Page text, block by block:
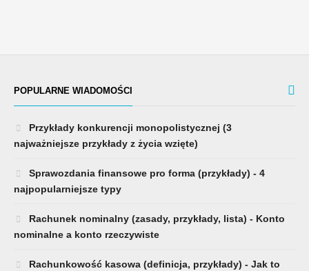
POPULARNE WIADOMOŚCI
Przykłady konkurencji monopolistycznej (3
najważniejsze przykłady z życia wzięte)
Sprawozdania finansowe pro forma (przykłady) - 4
najpopularniejsze typy
Rachunek nominalny (zasady, przykłady, lista) - Konto
nominalne a konto rzeczywiste
Rachunkowość kasowa (definicja, przykłady) - Jak to